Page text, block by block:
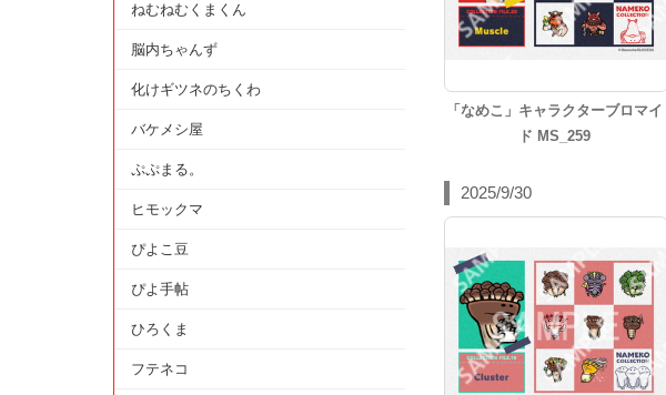
「なめこ」キャラクターブロマイ
ド MS_259
2025/9/30
ねむねむくまくん
脳内ちゃんず
化けギツネのちくわ
バケメシ屋
ぷぷまる。
ヒモックマ
ぴよこ豆
ぴよ手帖
ひろくま
フテネコ